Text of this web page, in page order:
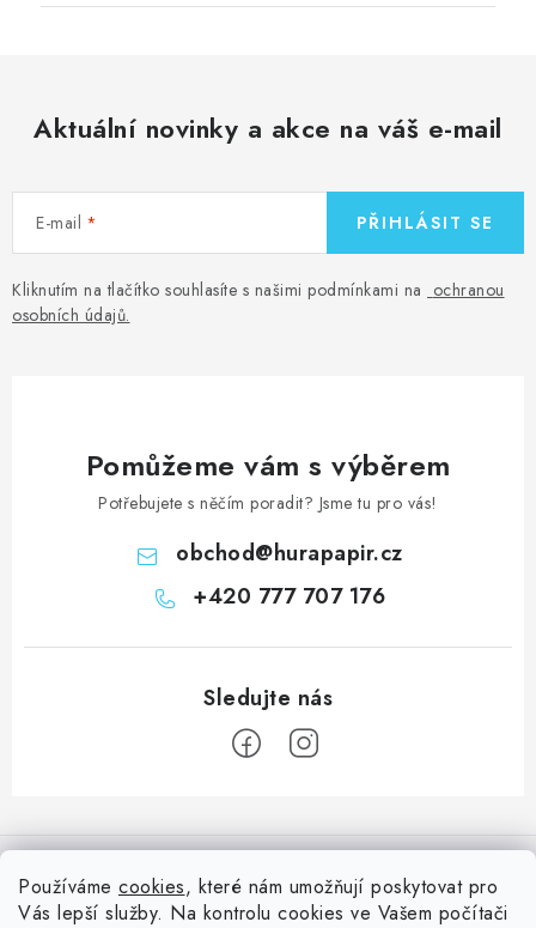
Používáme cookies, které nám umožňují poskytovat pro
Vás lepší služby. Na kontrolu cookies ve Vašem počítači
Aktuální novinky a akce na váš e-mail
E-mail
Kliknutím na tlačítko souhlasíte s našimi podmínkami na ochranou
osobních údajů.
PŘIHLÁSIT SE
Pomůžeme vám s výběrem
Potřebujete s něčím poradit? Jsme tu pro vás!
obchod@hurapapir.cz
+420 777 707 176
á
Doprava